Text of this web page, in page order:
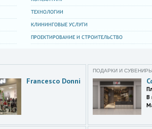
ТЕХНОЛОГИИ
КЛИНИНГОВЫЕ УСЛУГИ
ПРОЕКТИРОВАНИЕ И СТРОИТЕЛЬСТВО
Francesco Donni
ПОДАРКИ И СУВЕНИРЫ
В